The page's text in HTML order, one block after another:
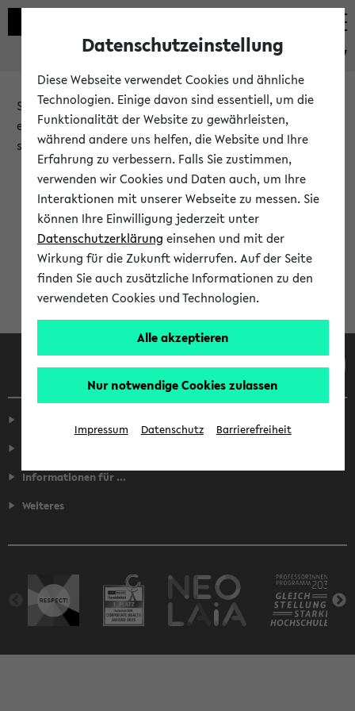
eKVV
Sie möchten auf eine eKVV Funktion zugreifen, die Ihnen
erst nach einer Anmeldung am System zur Verfügung
steht.
Bitte melden Sie sich an:
Anmeldung am eKVV
Informationen für ...
Weiteres
Datenschutzeinstellung
Diese Webseite verwendet Cookies und ähnliche
Technologien. Einige davon sind essentiell, um die
Funktionalität der Website zu gewährleisten,
während andere uns helfen, die Website und Ihre
Erfahrung zu verbessern. Falls Sie zustimmen,
verwenden wir Cookies und Daten auch, um Ihre
Interaktionen mit unserer Webseite zu messen. Sie
können Ihre Einwilligung jederzeit unter
Datenschutzerklärung einsehen und mit der
Wirkung für die Zukunft widerrufen. Auf der Seite
finden Sie auch zusätzliche Informationen zu den
verwendeten Cookies und Technologien.
Alle akzeptieren
Nur notwendige Cookies zulassen
Impressum Datenschutz Barrierefreiheit